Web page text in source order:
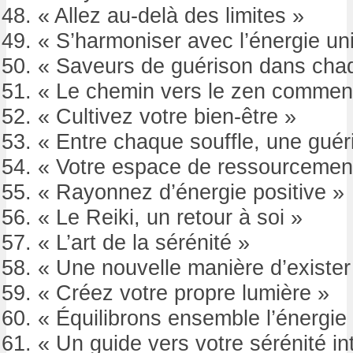
« Allez au-delà des limites »
« S’harmoniser avec l’énergie
« Saveurs de guérison dans
« Le chemin vers le zen
« Cultivez votre bien-être »
« Entre chaque souffle, une
« Votre espace de
« Rayonnez d’énergie positive »
« Le Reiki, un retour à soi »
« L’art de la sérénité »
« Une nouvelle manière
« Créez votre propre lumière »
« Équilibrons ensemble l’énergie
« Un guide vers votre sérénité